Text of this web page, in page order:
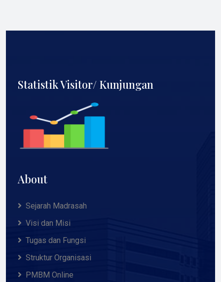
Statistik Visitor/ Kunjungan
About
Sejarah Madrasah
Visi dan Misi
Tugas dan Fungsi
Struktur Organisasi
PMBM Online